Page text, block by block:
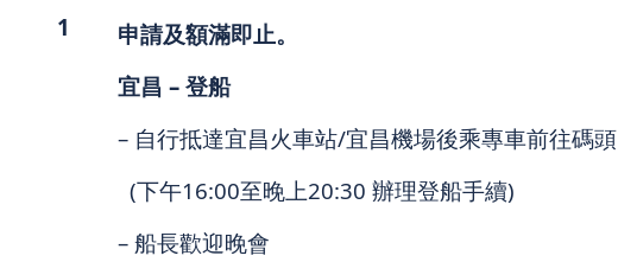
1
申請及額滿即止。
宜昌 – 登船
– 自行抵達宜昌火車站/宜昌機場後乘專車前往碼頭
(下午16:00至晚上20:30 辦理登船手續)
– 船長歡迎晚會